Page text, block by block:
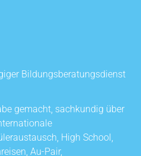
Bildungsberatungsdienst
gemacht, sachkundig über
High School,
Au-Pair,